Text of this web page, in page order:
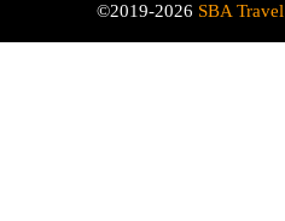
©2019-2026 SBA Travel